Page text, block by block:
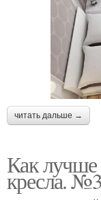
читать дальше →
Как лучше
кресла.